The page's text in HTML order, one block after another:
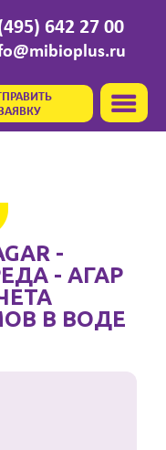
642 27 00
-
- АГАР
В ВОДЕ